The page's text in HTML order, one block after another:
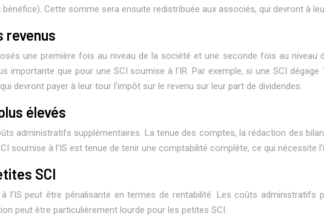
Cette somme sera ensuite redistribuée aux associés, qui devront à
revenus
une première fois au niveau de la société et une seconde fois au
importante que pour une SCI soumise à l’IR. Par exemple, si une SCI
devront payer à leur tour l’impôt sur le revenu sur leur part de dividendes.
élevés
administratifs supplémentaires. La tenue des comptes, la rédaction des
soumise à l’IS est tenue de tenir une comptabilité complète, ce qui nécessite
SCI
l’IS peut être pénalisante en termes de rentabilité. Les coûts
peut être particulièrement lourde pour les petites SCI.